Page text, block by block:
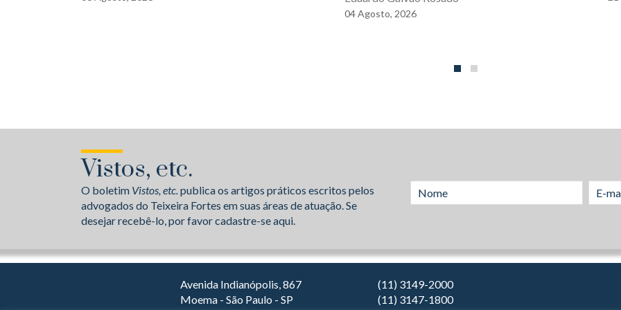
04Agosto, 2026
Vistos, etc.
O boletim Vistos, etc.publica os artigos práticos escritos pelos
advogados do Teixeira Fortes em suas áreas de atuação. Se
desejar recebê-lo, por favor cadastre-se aqui.
Avenida Indianópolis, 867
Moema - São Paulo - SP
(11) 3149-2000
(11) 3147-1800